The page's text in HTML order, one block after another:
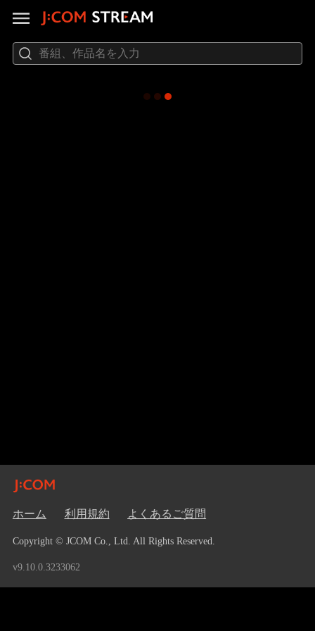
ホーム 利用規約 よくあるご質問
Copyright © JCOM Co., Ltd. All Rights Reserved.
v9.10.0.3233062